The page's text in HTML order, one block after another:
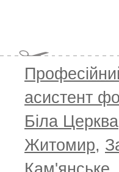
асистент
Біла Церква
Житомир,